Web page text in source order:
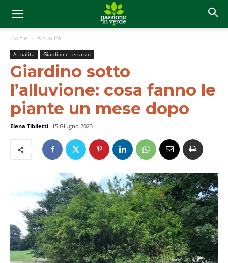
Home Attualità
Attualità Giardino e terrazzo
Giardino sotto
l’alluvione: cosa fanno le
piante un mese dopo
Elena Tibiletti 15 Giugno 2023